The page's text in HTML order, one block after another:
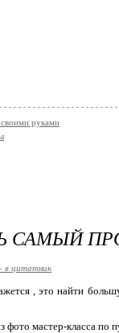
руками
САМЫЙ
в цитатник
, это найти
фото мастер-класса по